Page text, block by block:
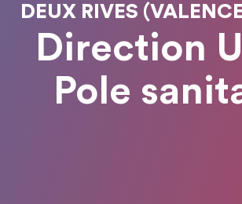
DEUX RIVES
Direction
Pole